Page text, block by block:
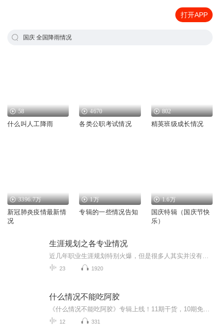
打开APP
国庆 全国降雨情况
58
什么叫人工降雨
4670
各类公职考试情况
802
精英班级成长情况
3396.7万
新冠肺炎疫情最新情
况
1万
专辑的一些情况告知
1.6万
国庆特辑（国庆节快
乐）
生涯规划之各专业情况
23 1920
什么情况不能吃阿胶
12 331